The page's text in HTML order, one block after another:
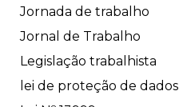
Jornada de trabalho
Jornal de Trabalho
Legislação trabalhista
lei de proteção de dados